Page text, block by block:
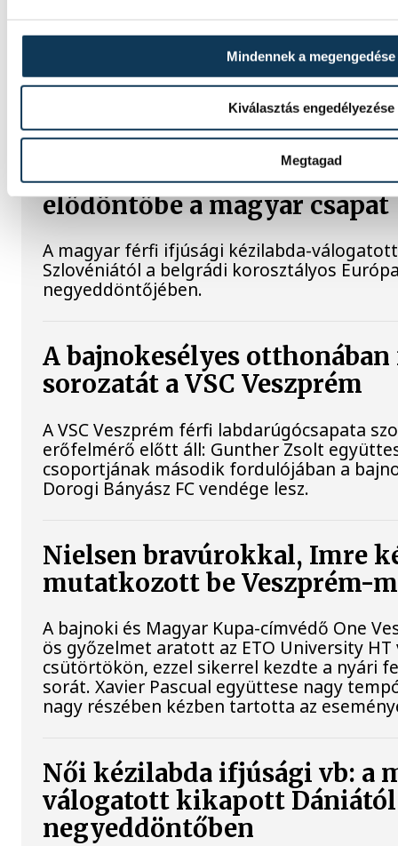
Mindennek a megengedése
Kiválasztás engedélyezése
Megtagad
Gyurkovics a masters Eb
Az Európa-bajnoki és a grand master
Ferenc a masters súlyemelő
Férfi kézilabda ifjúsági Eb:
elődöntőbe a magyar csapat
A magyar férfi ifjúsági kézilabda-
Szlovéniától a belgrádi korosztályos
negyeddöntőjében.
A bajnokesélyes
sorozatát a VSC Veszprém
A VSC Veszprém férfi labdarúgócsapata
erőfelmérő előtt áll: Gunther Zsolt
csoportjának második fordulójában a
Dorogi Bányász FC vendége lesz.
Nielsen bravúrokkal, Imre
mutatkozott be Veszprém-
A bajnoki és Magyar Kupa-címvédő One
ös győzelmet aratott az ETO University
csütörtökön, ezzel sikerrel kezdte a nyári
sorát. Xavier Pascual együttese nagy
nagy részében kézben tartotta az
Női kézilabda ifjúsági vb: a
válogatott kikapott Dániától
negyeddöntőben